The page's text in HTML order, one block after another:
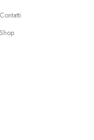
Contatti
Shop